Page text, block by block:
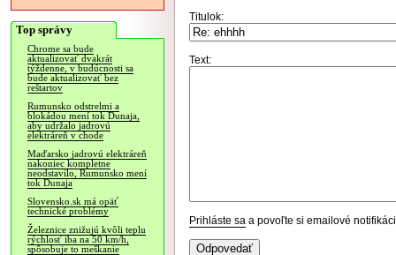
Top správy
Chrome sa bude
aktualizovať dvakrát
týždenne, v budúcnosti sa
bude aktualizovať bez
reštartov
Rumunsko odstrelmi a
blokádou mení tok Dunaja,
aby udržalo jadrovú
elektráreň v chode
Maďarsko jadrovú elektráreň
nakoniec kompletne
neodstavilo, Rumunsko mení
tok Dunaja
Slovensko.sk má opäť
technické problémy
Železnice znižujú kvôli teplu
rýchlosť iba na 50 km/h,
spôsobuje to meškanie
Titulok:
Text:
Prihláste sa a povoľte si emailové